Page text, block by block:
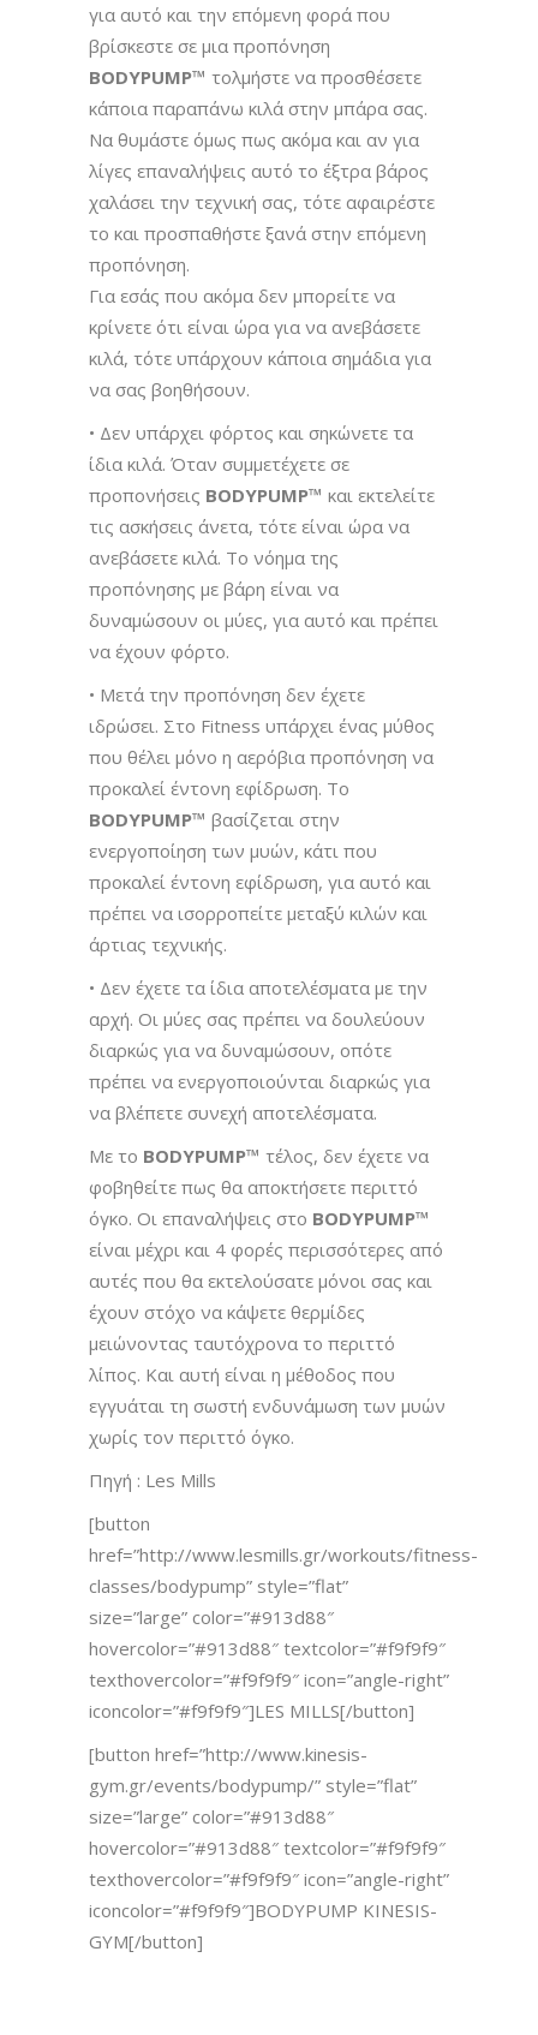
για αυτό και την επόμενη φορά που
βρίσκεστε σε μια προπόνηση
BODYPUMP™ τολμήστε να προσθέσετε
κάποια παραπάνω κιλά στην μπάρα σας.
Να θυμάστε όμως πως ακόμα και αν για
λίγες επαναλήψεις αυτό το έξτρα βάρος
χαλάσει την τεχνική σας, τότε αφαιρέστε
το και προσπαθήστε ξανά στην επόμενη
προπόνηση.
Για εσάς που ακόμα δεν μπορείτε να
κρίνετε ότι είναι ώρα για να ανεβάσετε
κιλά, τότε υπάρχουν κάποια σημάδια για
να σας βοηθήσουν.
• Δεν υπάρχει φόρτος και σηκώνετε τα
ίδια κιλά. Όταν συμμετέχετε σε
προπονήσεις BODYPUMP™ και εκτελείτε
τις ασκήσεις άνετα, τότε είναι ώρα να
ανεβάσετε κιλά. Το νόημα της
προπόνησης με βάρη είναι να
δυναμώσουν οι μύες, για αυτό και πρέπει
να έχουν φόρτο.
• Μετά την προπόνηση δεν έχετε
ιδρώσει. Στο Fitness υπάρχει ένας μύθος
που θέλει μόνο η αερόβια προπόνηση να
προκαλεί έντονη εφίδρωση. Το
BODYPUMP™ βασίζεται στην
ενεργοποίηση των μυών, κάτι που
προκαλεί έντονη εφίδρωση, για αυτό και
πρέπει να ισορροπείτε μεταξύ κιλών και
άρτιας τεχνικής.
• Δεν έχετε τα ίδια αποτελέσματα με την
αρχή. Οι μύες σας πρέπει να δουλεύουν
διαρκώς για να δυναμώσουν, οπότε
πρέπει να ενεργοποιούνται διαρκώς για
να βλέπετε συνεχή αποτελέσματα.
Με το BODYPUMP™ τέλος, δεν έχετε να
φοβηθείτε πως θα αποκτήσετε περιττό
όγκο. Οι επαναλήψεις στο BODYPUMP™
είναι μέχρι και 4 φορές περισσότερες από
αυτές που θα εκτελούσατε μόνοι σας και
έχουν στόχο να κάψετε θερμίδες
μειώνοντας ταυτόχρονα το περιττό
λίπος. Και αυτή είναι η μέθοδος που
εγγυάται τη σωστή ενδυνάμωση των μυών
χωρίς τον περιττό όγκο.
Πηγή : Les Mills
[button
href=”http://www.lesmills.gr/workouts/fitness-
classes/bodypump” style=”flat”
size=”large” color=”#913d88″
hovercolor=”#913d88″ textcolor=”#f9f9f9″
texthovercolor=”#f9f9f9″ icon=”angle-right”
iconcolor=”#f9f9f9″]LES MILLS[/button]
[button href=”http://www.kinesis-
gym.gr/events/bodypump/” style=”flat”
size=”large” color=”#913d88″
hovercolor=”#913d88″ textcolor=”#f9f9f9″
texthovercolor=”#f9f9f9″ icon=”angle-right”
iconcolor=”#f9f9f9″]BODYPUMP KINESIS-
GYM[/button]